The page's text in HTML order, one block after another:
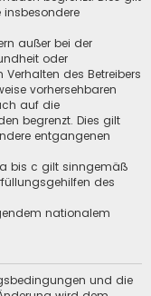
außer bei der
oder
des Betreibers
vorhersehbaren
auf die
begrenzt. Dies gilt
entgangenen
bis c gilt sinngemäß
des
nationalem
und die